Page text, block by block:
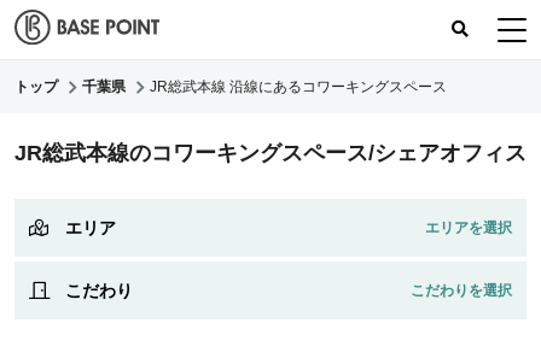
コワーキングスペース
コワーキングレポート
トップ 千葉県 JR総武本線 沿線にあるコワーキングスペース
JR総武本線のコワーキングスペース/シェアオフィス
エリア
こだわり